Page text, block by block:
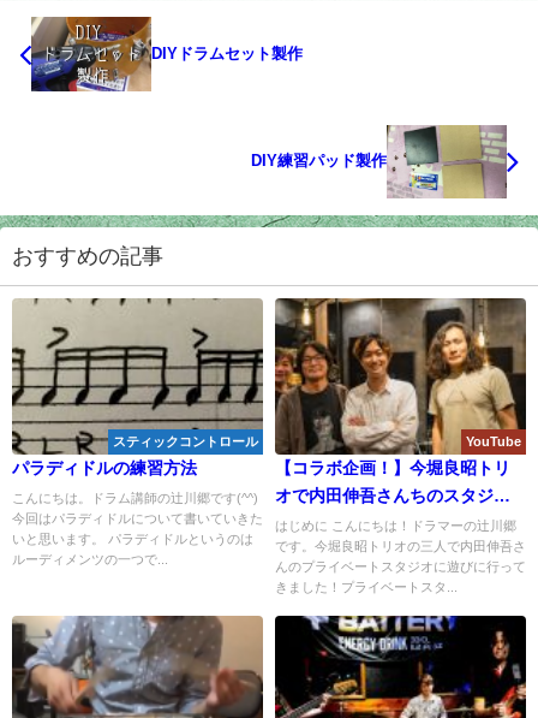
DIYドラムセット製作
DIY練習パッド製作
おすすめの記事
スティックコントロール
パラディドルの練習方法
こんにちは。ドラム講師の辻川郷です(^^)
今回はパラディドルについて書いていきた
いと思います。 パラディドルというのは
ルーディメンツの一つで...
YouTube
【コラボ企画！】今堀良昭トリ
オで内田伸吾さんちのスタジオ
にお邪魔してきました！
はじめに こんにちは！ドラマーの辻川郷
です。今堀良昭トリオの三人で内田伸吾さ
んのプライベートスタジオに遊びに行って
きました！プライベートスタ...